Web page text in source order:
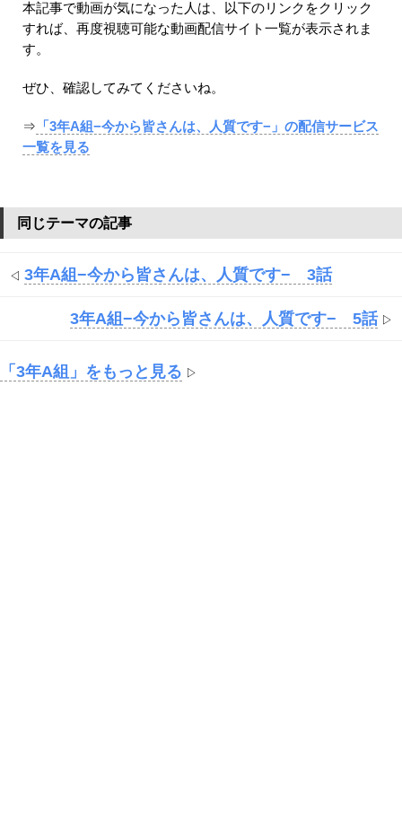
本記事で動画が気になった人は、以下のリンクをクリック
すれば、再度視聴可能な動画配信サイト一覧が表示されま
す。
ぜひ、確認してみてくださいね。
⇒ 「3年A組−今から皆さんは、人質です−」の配信サービス
一覧を見る
同じテーマの記事
◁ 3年A組−今から皆さんは、人質です− 3話
3年A組−今から皆さんは、人質です− 5話▷
「3年A組」をもっと見る ▷